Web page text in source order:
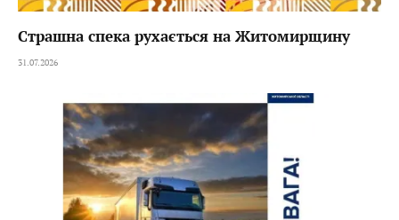
Страшна спека рухається на Житомирщину
31.07.2026